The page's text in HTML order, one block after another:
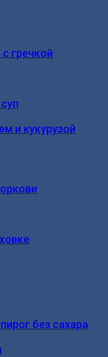
гречкой
и кукурузой
без сахара